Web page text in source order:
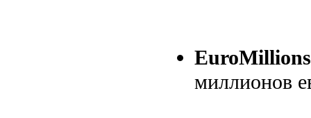
EuroMillions
миллионов